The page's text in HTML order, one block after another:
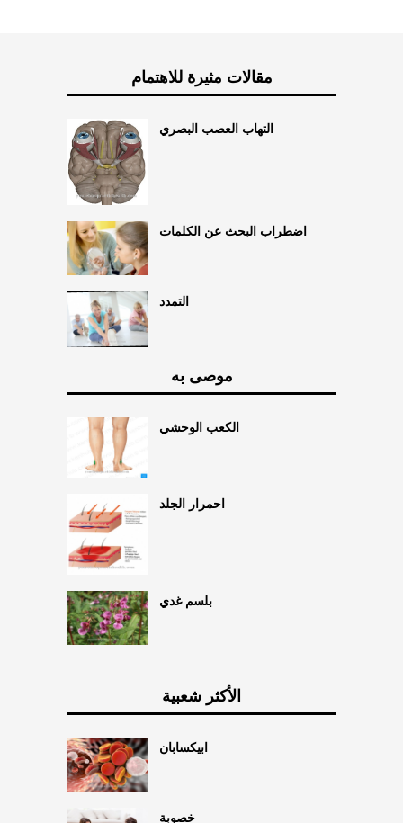
مقالات مثيرة للاهتمام
التهاب العصب البصري
اضطراب البحث عن الكلمات
التمدد
موصى به
الكعب الوحشي
احمرار الجلد
بلسم غدي
الأكثر شعبية
ابيكسابان
خصوبة